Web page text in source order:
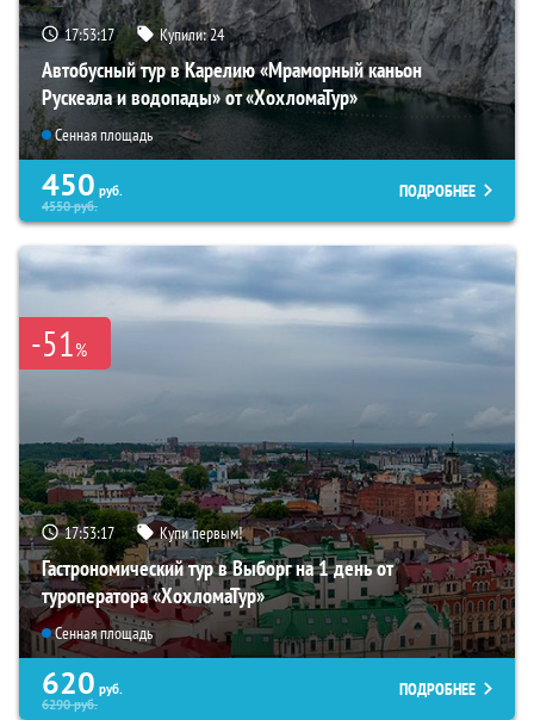
17:53:16 Купили:24
Автобусный тур в Карелию «Мраморный каньон
Рускеала и водопады» от «ХохломаТур»
Сенная площадь
450 руб.
4550руб.
ПОДРОБНЕЕ
-51%
17:53:16 Купи первым!
Гастрономический тур в Выборг на 1 день от
туроператора «ХохломаТур»
Сенная площадь
620 руб.
6290руб.
ПОДРОБНЕЕ